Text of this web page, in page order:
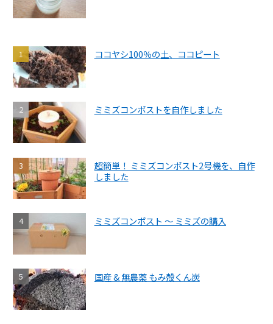
ココヤシ100％の土、ココピート
ミミズコンポストを自作しました
超簡単！ ミミズコンポスト2号機を、自作
しました
ミミズコンポスト ～ ミミズの購入
国産 & 無農薬 もみ殻くん炭